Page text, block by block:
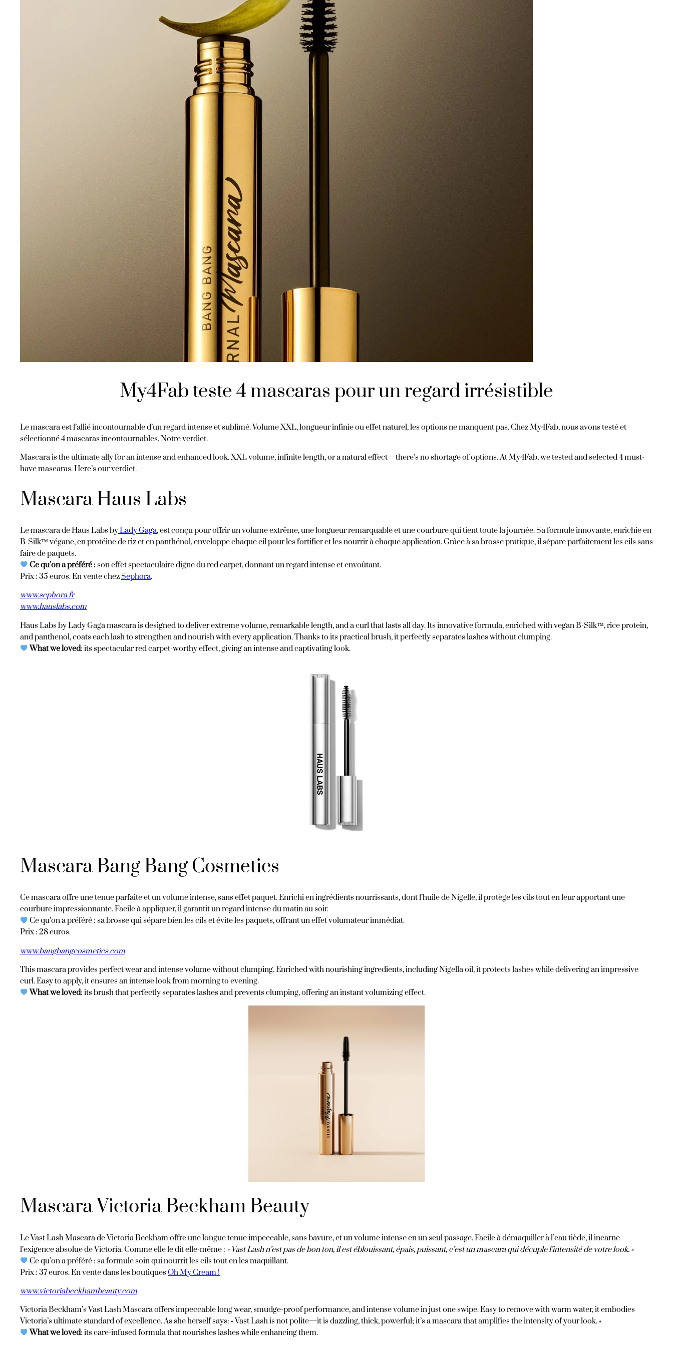
My4Fab teste 4 mascaras pour un regard irrésistible
Le mascara est l’allié incontournable d’un regard intense et sublimé. Volume XXL, longueur infinie ou effet naturel, les options ne manquent pas. Chez My4Fab, nous avons testé et
sélectionné 4 mascaras incontournables. Notre verdict.
Mascara is the ultimate ally for an intense and enhanced look. XXL volume, infinite length, or a natural effect—there’s no shortage of options. At My4Fab, we tested and selected 4 must-
have mascaras. Here’s our verdict.
Mascara Haus Labs
Le mascara de Haus Labs byLady Gaga, est conçu pour offrir un volume extrême, une longueur remarquable et une courbure qui tient toute la journée. Sa formule innovante, enrichie en
B-Silk™ végane, en protéine de riz et en panthénol, enveloppe chaque cil pour les fortifier et les nourrir à chaque application. Grâce à sa brosse pratique, il sépare parfaitement les cils sans
faire de paquets.
Ce qu’on a préféré :son effet spectaculaire digne du red carpet, donnant un regard intense et envoûtant.
Prix : 35 euros. En vente chez Sephora.
www.sephora.fr
www.hauslabs.com
Haus Labs by Lady Gaga mascara is designed to deliver extreme volume, remarkable length, and a curl that lasts all day. Its innovative formula, enriched with vegan B-Silk™, rice protein,
and panthenol, coats each lash to strengthen and nourish with every application. Thanks to its practical brush, it perfectly separates lashes without clumping.
What we loved: its spectacular red carpet-worthy effect, giving an intense and captivating look.
Mascara Bang Bang Cosmetics
Ce mascara offre une tenue parfaite et un volume intense, sans effet paquet. Enrichi en ingrédients nourrissants, dont l’huile de Nigelle, il protège les cils tout en leur apportant une
courbure impressionnante. Facile à appliquer, il garantit un regard intense du matin au soir.
Ce qu’on a préféré : sa brosse qui sépare bien les cils et évite les paquets, offrant un effet volumateur immédiat.
Prix : 28 euros.
www.bangbangcosmetics.com
This mascara provides perfect wear and intense volume without clumping. Enriched with nourishing ingredients, including Nigella oil, it protects lashes while delivering an impressive
curl. Easy to apply, it ensures an intense look from morning to evening.
What we loved: its brush that perfectly separates lashes and prevents clumping, offering an instant volumizing effect.
Mascara Victoria Beckham Beauty
Le Vast Lash Mascara de Victoria Beckham offre une longue tenue impeccable, sans bavure, et un volume intense en un seul passage. Facile à démaquiller à l’eau tiède, il incarne
l’exigence absolue de Victoria. Comme elle le dit elle-même : « Vast Lash n’est pas de bon ton, il est éblouissant, épais, puissant, c’est un mascara qui décuple l’intensité de votre look. »
Ce qu’on a préféré : sa formule soin qui nourrit les cils tout en les maquillant.
Prix : 37 euros. En vente dans les boutiques Oh My Cream !
www.victoriabeckhambeauty.com
Victoria Beckham’s Vast Lash Mascara offers impeccable long wear, smudge-proof performance, and intense volume in just one swipe. Easy to remove with warm water, it embodies
Victoria’s ultimate standard of excellence. As she herself says: « Vast Lash is not polite—it is dazzling, thick, powerful; it’s a mascara that amplifies the intensity of your look. »
What we loved: its care-infused formula that nourishes lashes while enhancing them.